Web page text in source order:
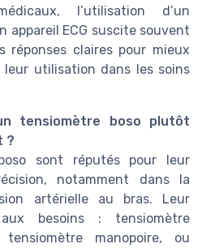
l’utilisation d’un
appareil ECG suscite souvent
réponses claires pour mieux
utilisation dans les soins
tensiomètre boso plutôt
?
sont réputés pour leur
notamment dans la
artérielle au bras. Leur
aux besoins : tensiomètre
manopoire, ou